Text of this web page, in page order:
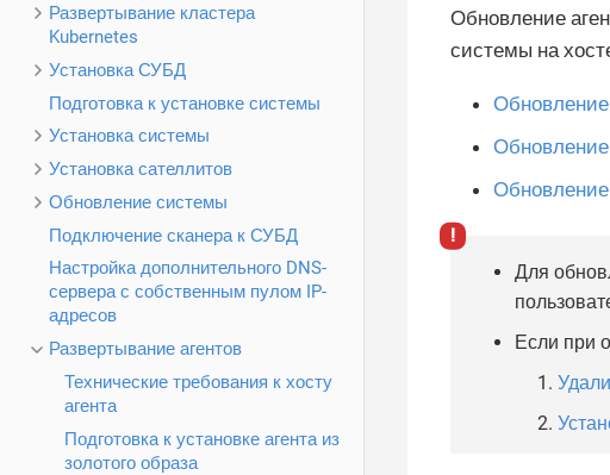
Развертывание кластера
Kubernetes
Установка СУБД
Подготовка к установке системы
Установка системы
Установка сателлитов
Обновление системы
Подключение сканера к СУБД
Настройка дополнительного DNS-
сервера с собственным пулом IP-
адресов
Развертывание агентов
Технические требования к хосту
агента
Подготовка к установке агента из
золотого образа
Обновление
системы на
Обновление
Для
Если при